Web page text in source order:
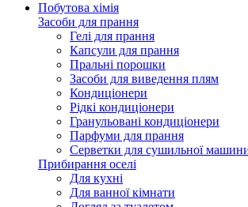
Побутова хімія
Засоби для прання
Гелі для прання
Капсули для прання
Пральні порошки
Засоби для виведення плям
Кондиціонери
Рідкі кондиціонери
Гранульовані кондиціонери
Парфуми для прання
Серветки для сушильної
Прибирання оселі
Для кухні
Для ванної кімнати